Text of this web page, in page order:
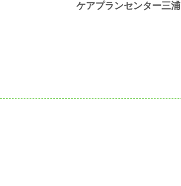
ケアプランセンター三浦